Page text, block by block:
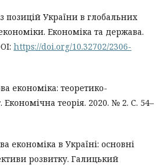
позицій України в глобальних
Економіка та держава.
https://doi.org/10.32702/2306-
економіка: теоретико-
теорія. 2020. № 2. С. 54–
економіка в Україні: основні
розвитку. Галицький